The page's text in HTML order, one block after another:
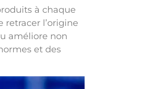
à chaque
l’origine
améliore non
et des